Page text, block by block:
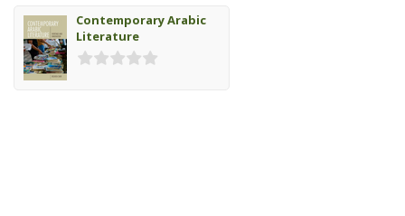
Contemporary Arabic
Literature